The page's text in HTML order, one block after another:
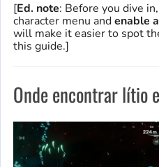
[Ed. note: Before you dive
character menu andenable
will make it easier to spot
this guide.]
Onde encontrar lítio